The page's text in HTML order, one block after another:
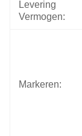
Levering
Vermogen:
Markeren: